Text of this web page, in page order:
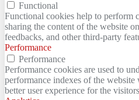
Functional
Functional cookies help to perform
sharing the content of the website
feedbacks, and other third-party
Performance
Performance
Performance cookies are used to
performance indexes of the
better user experience for the